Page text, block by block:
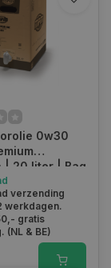
0w30
| 20 liter | Bag
verzending
werkdagen.
gratis
(NL & BE)